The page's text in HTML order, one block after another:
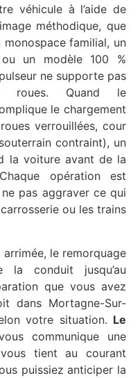
véhicule à l’aide de
méthodique, que
familial, un
un modèle 100 %
ne supporte pas
roues. Quand le
le chargement
verrouillées, cour
contraint), un
la voiture avant de la
opération est
pas aggraver ce qui
ou les trains
le remorquage
la conduit jusqu’au
que vous avez
dans Mortagne-Sur-
votre situation. Le
communique une
tient au courant
puissiez anticiper la